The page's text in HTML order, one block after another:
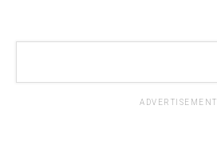
ADVERTISEMENT